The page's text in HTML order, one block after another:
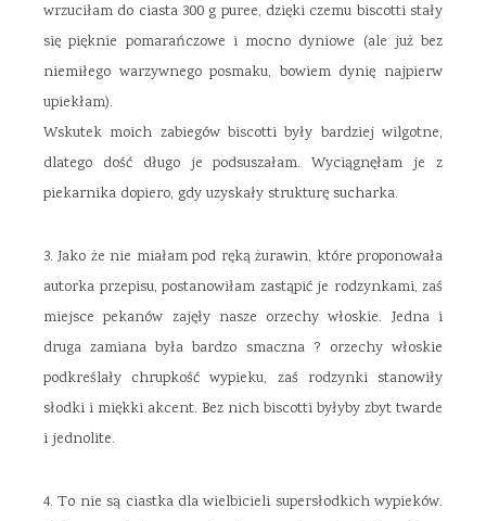
wrzuciłam do ciasta 300 g puree, dzięki czemu biscotti stały
się pięknie pomarańczowe i mocno dyniowe (ale już bez
niemiłego warzywnego posmaku, bowiem dynię najpierw
upiekłam).
Wskutek moich zabiegów biscotti były bardziej wilgotne,
dlatego dość długo je podsuszałam. Wyciągnęłam je z
piekarnika dopiero, gdy uzyskały strukturę sucharka.
3. Jako że nie miałam pod ręką żurawin, które proponowała
autorka przepisu, postanowiłam zastąpić je rodzynkami, zaś
miejsce pekanów zajęły nasze orzechy włoskie. Jedna i
druga zamiana była bardzo smaczna ? orzechy włoskie
podkreślały chrupkość wypieku, zaś rodzynki stanowiły
słodki i miękki akcent. Bez nich biscotti byłyby zbyt twarde
i jednolite.
4. To nie są ciastka dla wielbicieli supersłodkich wypieków.